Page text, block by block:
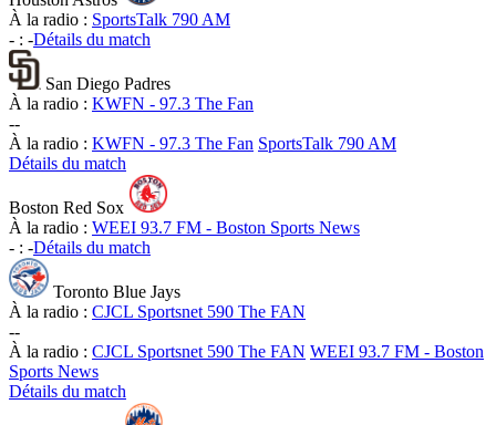
À la radio : SportsTalk 790 AM
- : -Détails du match
San Diego Padres
À la radio : KWFN - 97.3 The Fan
--
À la radio : KWFN - 97.3 The Fan SportsTalk 790 AM
Détails du match
Boston Red Sox
À la radio : WEEI 93.7 FM - Boston Sports News
- : -Détails du match
Toronto Blue Jays
À la radio : CJCL Sportsnet 590 The FAN
--
À la radio : CJCL Sportsnet 590 The FAN WEEI 93.7 FM - Boston
Sports News
Détails du match